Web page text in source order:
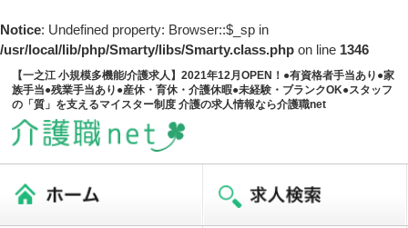
Notice: Undefined property: Browser::$_sp in
/usr/local/lib/php/Smarty/libs/Smarty.class.php on line 1346
【一之江 小規模多機能/介護求人】2021年12月OPEN！●有資格者手当あり●家
族手当●残業手当あり●産休・育休・介護休暇●未経験・ブランクOK●スタッフ
の「質」を支えるマイスター制度 介護の求人情報なら介護職net